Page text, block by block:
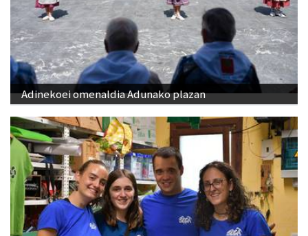
Adinekoei omenaldia Adunako plazan